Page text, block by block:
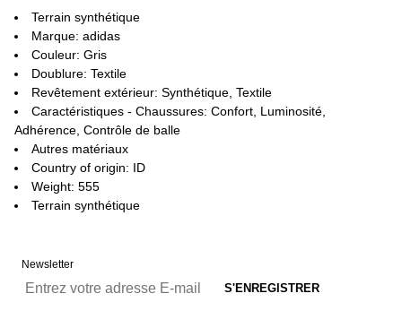
Terrain synthétique
Marque: adidas
Couleur: Gris
Doublure: Textile
Revêtement extérieur: Synthétique, Textile
Caractéristiques - Chaussures: Confort, Luminosité,
Adhérence, Contrôle de balle
Autres matériaux
Country of origin: ID
Weight: 555
Terrain synthétique
Newsletter